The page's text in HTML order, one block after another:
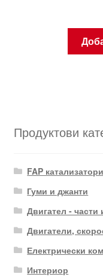
Продуктови
FAP катализатори
Гуми и джанти
Двигател - части
Двигатели,
Електрически
Интериор